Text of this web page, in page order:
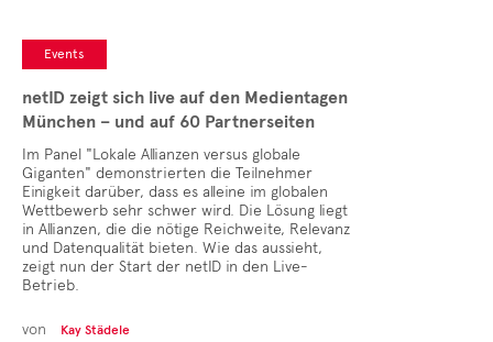
Events
netID zeigt sich live auf den Medientagen
München – und auf 60 Partnerseiten
Im Panel "Lokale Allianzen versus globale
Giganten" demonstrierten die Teilnehmer
Einigkeit darüber, dass es alleine im globalen
Wettbewerb sehr schwer wird. Die Lösung liegt
in Allianzen, die die nötige Reichweite, Relevanz
und Datenqualität bieten. Wie das aussieht,
zeigt nun der Start der netID in den Live-
Betrieb.
von Kay Städele